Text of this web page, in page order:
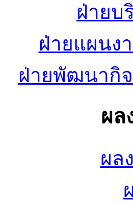
ฝ่ายบ
ฝ่ายแผนง
ฝ่ายพัฒนากิ
ผล
ผล